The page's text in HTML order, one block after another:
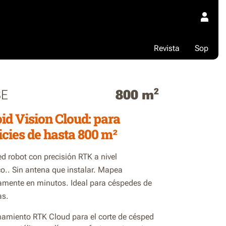
Sop
Revista
800 m2
Vision Cloud: para
de hasta 800 m²
robot con precisión RTK a nivel
Sin antena que instalar. Mapea
en minutos. Ideal para céspedes de
RTK Cloud para el corte de césped